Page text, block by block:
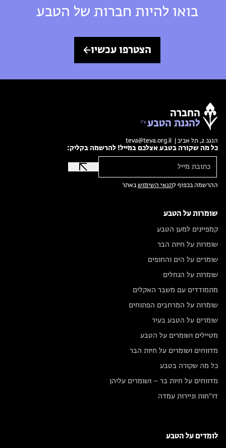
בואו להיות חברות של הטבע
הצטרפו עכשיו
החברה
להגנת הטבע
הנגב 2, תל אביב | teva@teva.org.il
כל מה שקורה בטבע אצלכם במייל! להרשמה בקליק:
ההרשמה בכפוף לתנאי השימושבאתר
שומרות על הטבע
קמפיינים למען הטבע
שומרות על חיות הבר
שומרים על הים והחופים
שומרות על הנחלים
מתמודדים עם משבר האקלים
שומרות על המרחבים הפתוחים
שומרים על הטבע בעיר
מטיילים ושומרים על הטבע
מדווחים ושומרים על חיות הבר
כל מה שקורה בטבע
מדווחים על חיות בר – ושומרים עליהן
דו״חות וניירות עמדה
לומדים על הטבע